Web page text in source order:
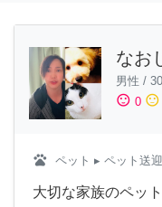
なお
男性 /
sentiment_satisfied 0 sentiment_neutral
pets ペット ▸ ペット送迎
大切な家族のペッ